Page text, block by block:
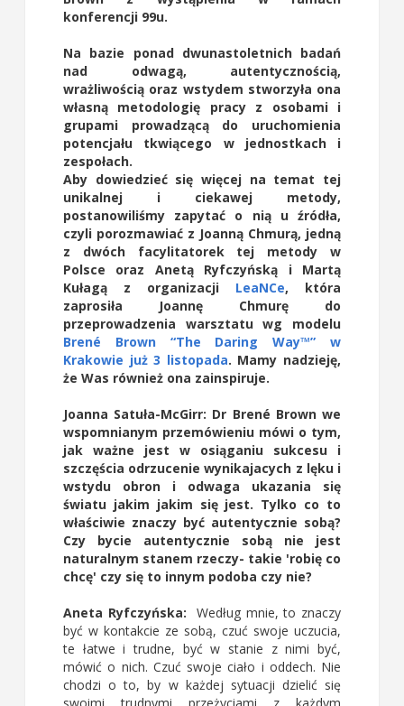
konferencji 99u.
Na bazie ponad dwunastoletnich badań
nad odwagą, autentycznością,
wrażliwością oraz wstydem stworzyła ona
własną metodologię pracy z osobami i
grupami prowadzącą do uruchomienia
potencjału tkwiącego w jednostkach i
zespołach.
Aby dowiedzieć się więcej na temat tej
unikalnej i ciekawej metody,
postanowiliśmy zapytać o nią u źródła,
czyli porozmawiać z Joanną Chmurą, jedną
z dwóch facylitatorek tej metody w
Polsce oraz Anetą Ryfczyńską i Martą
Kułagą z organizacji LeaNCe, która
zaprosiła Joannę Chmurę do
przeprowadzenia warsztatu wg modelu
Brené Brown “The Daring Way™” w
Krakowie już 3 listopada. Mamy nadzieję,
że Was również ona zainspiruje.
Joanna Satuła-McGirr: Dr Brené Brown we
wspomnianym przemówieniu mówi o tym,
jak ważne jest w osiąganiu sukcesu i
szczęścia odrzucenie wynikajacych z lęku i
wstydu obron i odwaga ukazania się
światu jakim jakim się jest. Tylko co to
właściwie znaczy być autentycznie sobą?
Czy bycie autentycznie sobą nie jest
naturalnym stanem rzeczy- takie 'robię co
chcę' czy się to innym podoba czy nie?
Aneta Ryfczyńska: Według mnie, to znaczy
być w kontakcie ze sobą, czuć swoje uczucia,
te łatwe i trudne, być w stanie z nimi być,
mówić o nich. Czuć swoje ciało i oddech. Nie
chodzi o to, by w każdej sytuacji dzielić się